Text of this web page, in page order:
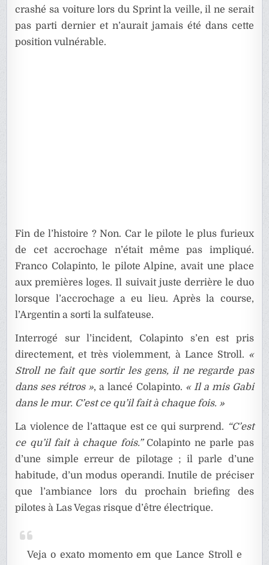
crashé sa voiture lors du Sprint la veille, il ne serait
pas parti dernier et n’aurait jamais été dans cette
position vulnérable.
Fin de l’histoire ? Non. Car le pilote le plus furieux
de cet accrochage n’était même pas impliqué.
Franco Colapinto, le pilote Alpine, avait une place
aux premières loges. Il suivait juste derrière le duo
lorsque l’accrochage a eu lieu. Après la course,
l’Argentin a sorti la sulfateuse.
Interrogé sur l’incident, Colapinto s’en est pris
directement, et très violemment, à Lance Stroll. «
Stroll ne fait que sortir les gens, il ne regarde pas
dans ses rétros », a lancé Colapinto. « Il a mis Gabi
dans le mur. C’est ce qu’il fait à chaque fois. »
La violence de l’attaque est ce qui surprend. “C’est
ce qu’il fait à chaque fois.”Colapinto ne parle pas
d’une simple erreur de pilotage ; il parle d’une
habitude, d’un modus operandi. Inutile de préciser
que l’ambiance lors du prochain briefing des
pilotes à Las Vegas risque d’être électrique.
Veja o exato momento em que Lance Stroll e